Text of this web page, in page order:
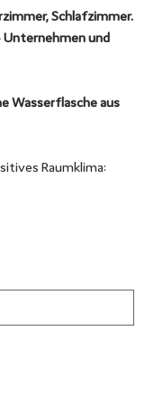
Schlafzimmer.
Unternehmen und
Wasserflasche aus
Raumklima: